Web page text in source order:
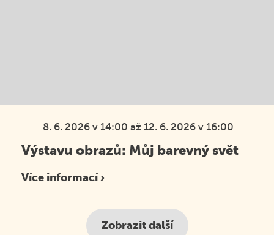
8. 6. 2026 v 14:00 až 12. 6. 2026 v 16:00
Výstavu obrazů: Můj barevný svět
Více informací ›
Zobrazit další